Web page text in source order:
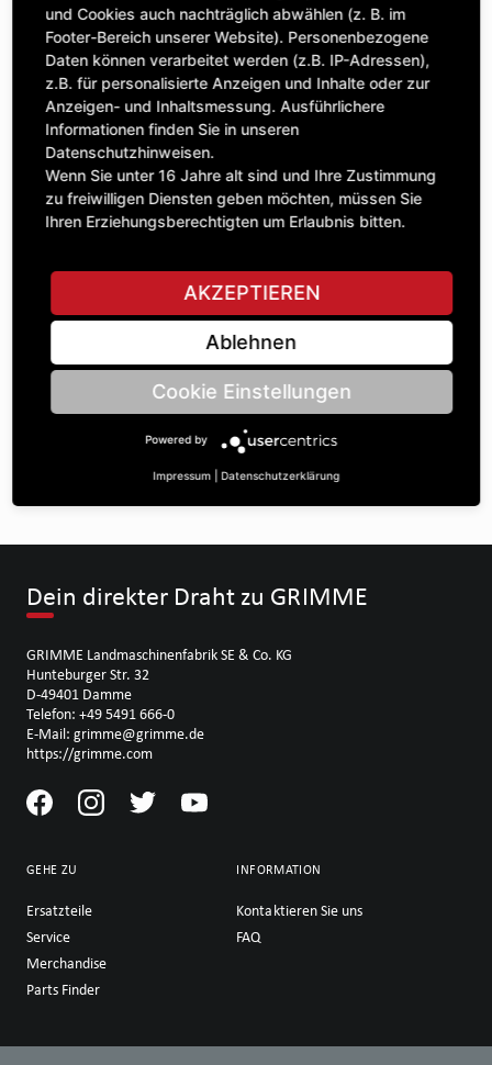
CLICK & COLLECT
Bestellungen bei Deinem bevorzugten Standort abholen
88,24 £
exkl. MwSt.
Anzahl
IN DEN WARENKORB
KETTENRÄdeR EINFACH ¾“ | Zähnezahl A: 26 | BohrungsØ B:
45 | Länge C: 35 |
Dein direkter Draht zu GRIMME
GRIMME Landmaschinenfabrik SE & Co. KG
Hunteburger Str. 32
D-49401 Damme
Telefon: +49 5491 666-0
E-Mail: grimme@grimme.de
https://grimme.com
GEHE ZU
Ersatzteile
Service
Merchandise
Parts Finder
INFORMATION
Kontaktieren Sie uns
FAQ
und Cookies auch nachträglich abwählen (z. B. im
Footer-Bereich unserer Website). Personenbezogene
Daten können verarbeitet werden (z.B. IP-Adressen),
z.B. für personalisierte Anzeigen und Inhalte oder zur
Anzeigen- und Inhaltsmessung. Ausführlichere
Informationen finden Sie in unseren
Datenschutzhinweisen.
Wenn Sie unter 16 Jahre alt sind und Ihre Zustimmung
zu freiwilligen Diensten geben möchten, müssen Sie
Ihren Erziehungsberechtigten um Erlaubnis bitten.
AKZEPTIEREN
Ablehnen
Cookie Einstellungen
Powered by
Impressum Datenschutzerklärung